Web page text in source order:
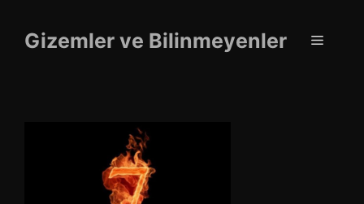
Gizemler ve Bilinmeyenler Menü